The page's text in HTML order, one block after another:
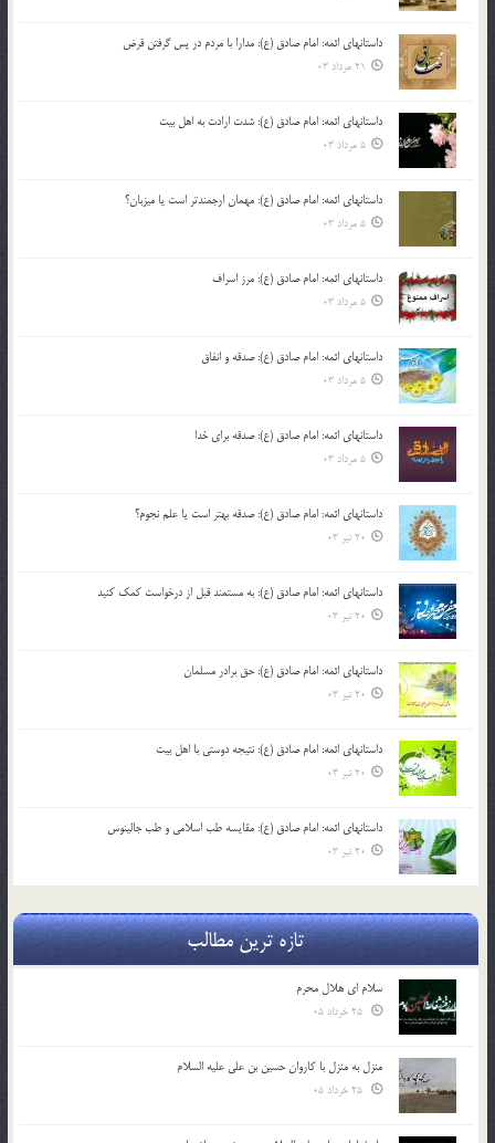
داستانهای ائمه: امام صادق (ع): مدارا با مردم در پس گرفتن قرض
21 مرداد 03
داستانهای ائمه: امام صادق (ع): شدت ارادت به اهل بیت
5 مرداد 03
داستانهای ائمه: امام صادق (ع): مهمان ارجمندتر است یا میزبان؟
5 مرداد 03
داستانهای ائمه: امام صادق (ع): مرز اسراف
5 مرداد 03
داستانهای ائمه: امام صادق (ع): صدقه و انفاق
5 مرداد 03
داستانهای ائمه: امام صادق (ع): صدقه برای خدا
5 مرداد 03
داستانهای ائمه: امام صادق (ع): صدقه بهتر است یا علم نجوم؟
20 تیر 03
داستانهای ائمه: امام صادق (ع): به مستمند قبل از درخواست کمک کنید
20 تیر 03
داستانهای ائمه: امام صادق (ع): حق برادر مسلمان
20 تیر 03
داستانهای ائمه: امام صادق (ع): نتیجه دوستی با اهل بیت
20 تیر 03
داستانهای ائمه: امام صادق (ع): مقایسه طب اسلامی و طب جالینوس
20 تیر 03
تازه ترین مطالب
سلام ای هلال محرم
منزل به منزل با کاروان حسین بن علی علیه السلام